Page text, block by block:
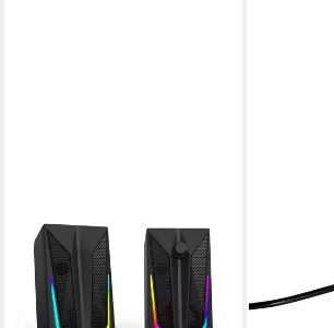
Blast-R 200, schwarz
Lautsprecher
48,06 €
lieferbar - in 2-3 Werktagen bei dir